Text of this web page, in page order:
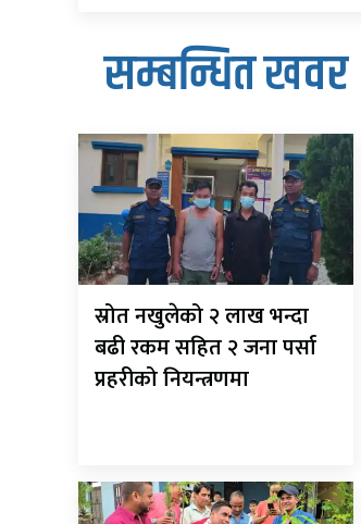
सम्बन्धित खवर
स्रोत नखुलेको २ लाख भन्दा
बढी रकम सहित २ जना पर्सा
प्रहरीको नियन्त्रणमा